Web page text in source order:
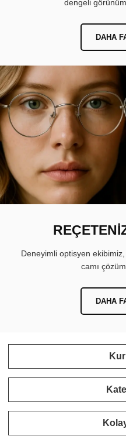
dengeli
DAHA
Deneyimli optisyen
camı
DAHA